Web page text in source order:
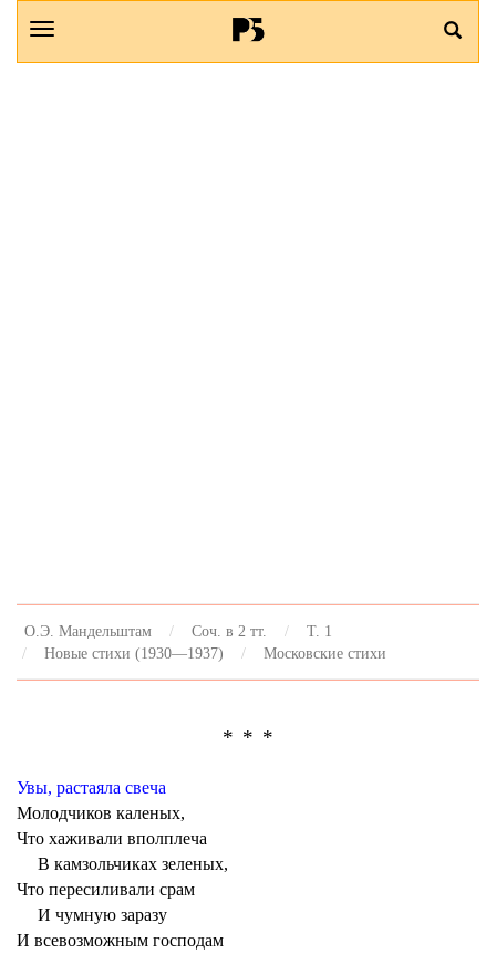
О.Э. Мандельштам Соч. в 2 тт.
Т. 1
Новые стихи (1930—1937)
Московские стихи
* * *
Увы, растаяла свеча
Молодчиков каленых,
Что хаживали вполплеча
В камзольчиках зеленых,
Что пересиливали срам
И чумную заразу
И всевозможным господам